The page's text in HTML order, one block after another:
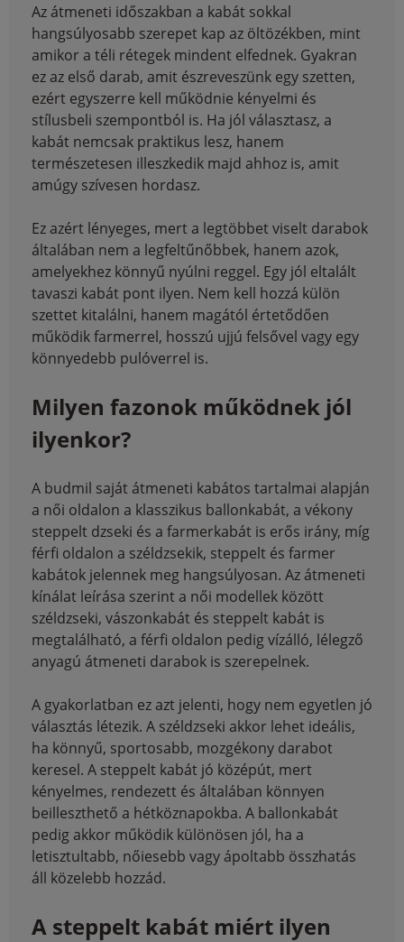
Az átmeneti időszakban a kabát sokkal
hangsúlyosabb szerepet kap az öltözékben, mint
amikor a téli rétegek mindent elfednek. Gyakran
ez az első darab, amit észreveszünk egy szetten,
ezért egyszerre kell működnie kényelmi és
stílusbeli szempontból is. Ha jól választasz, a
kabát nemcsak praktikus lesz, hanem
természetesen illeszkedik majd ahhoz is, amit
amúgy szívesen hordasz.
Ez azért lényeges, mert a legtöbbet viselt darabok
általában nem a legfeltűnőbbek, hanem azok,
amelyekhez könnyű nyúlni reggel. Egy jól eltalált
tavaszi kabát pont ilyen. Nem kell hozzá külön
szettet kitalálni, hanem magától értetődően
működik farmerrel, hosszú ujjú felsővel vagy egy
könnyedebb pulóverrel is.
Milyen fazonok működnek jól
ilyenkor?
A budmil saját átmeneti kabátos tartalmai alapján
a női oldalon a klasszikus ballonkabát, a vékony
steppelt dzseki és a farmerkabát is erős irány, míg
férfi oldalon a széldzsekik, steppelt és farmer
kabátok jelennek meg hangsúlyosan. Az átmeneti
kínálat leírása szerint a női modellek között
széldzseki, vászonkabát és steppelt kabát is
megtalálható, a férfi oldalon pedig vízálló, lélegző
anyagú átmeneti darabok is szerepelnek.
A gyakorlatban ez azt jelenti, hogy nem egyetlen jó
választás létezik. A széldzseki akkor lehet ideális,
ha könnyű, sportosabb, mozgékony darabot
keresel. A steppelt kabát jó középút, mert
kényelmes, rendezett és általában könnyen
beilleszthető a hétköznapokba. A ballonkabát
pedig akkor működik különösen jól, ha a
letisztultabb, nőiesebb vagy ápoltabb összhatás
áll közelebb hozzád.
A steppelt kabát miért ilyen